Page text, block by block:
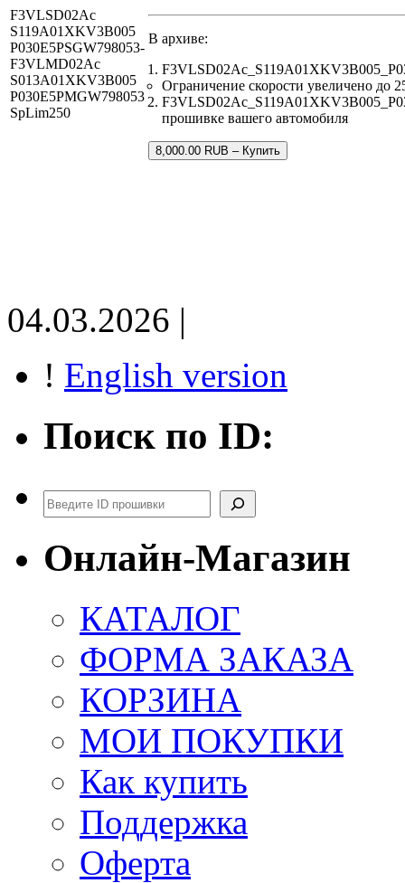
F3VLSD02Ac
S119A01XKV3B005
P030E5PSGW798053-
F3VLMD02Ac
S013A01XKV3B005
P030E5PMGW798053
SpLim250
В архиве:
Ограничение скорости увеличено до
прошивке вашего автомобиля
8,000.00 RUB – Купить
04.03.2026 |
! English version
Поиск по ID:
Поиск
Онлайн-Магазин
КАТАЛОГ
ФОРМА ЗАКАЗА
КОРЗИНА
МОИ ПОКУПКИ
Как купить
Поддержка
Оферта